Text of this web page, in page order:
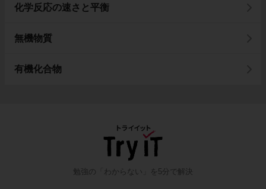
化学反応の速さと平衡
無機物質
有機化合物
勉強の「わからない」を5分で解決